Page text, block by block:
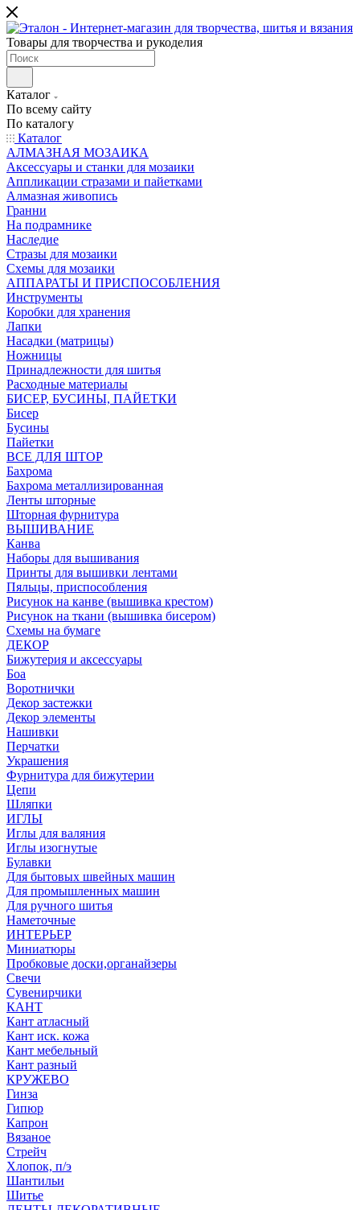
Товары для творчества и рукоделия
Каталог
По всему сайту
По каталогу
Каталог
АЛМАЗНАЯ МОЗАИКА
Аксессуары и станки для мозаики
Аппликации стразами и пайетками
Алмазная живопись
Гранни
На подрамнике
Наследие
Стразы для мозаики
Схемы для мозаики
АППАРАТЫ И ПРИСПОСОБЛЕНИЯ
Инструменты
Коробки для хранения
Лапки
Насадки (матрицы)
Ножницы
Принадлежности для шитья
Расходные материалы
БИСЕР, БУСИНЫ, ПАЙЕТКИ
Бисер
Бусины
Пайетки
ВСЕ ДЛЯ ШТОР
Бахрома
Бахрома металлизированная
Ленты шторные
Шторная фурнитура
ВЫШИВАНИЕ
Канва
Наборы для вышивания
Принты для вышивки лентами
Пяльцы, приспособления
Рисунок на канве (вышивка крестом)
Рисунок на ткани (вышивка бисером)
Схемы на бумаге
ДЕКОР
Бижутерия и аксессуары
Боа
Воротнички
Декор застежки
Декор элементы
Нашивки
Перчатки
Украшения
Фурнитура для бижутерии
Цепи
Шляпки
ИГЛЫ
Иглы для валяния
Иглы изогнутые
Булавки
Для бытовых швейных машин
Для промышленных машин
Для ручного шитья
Наметочные
ИНТЕРЬЕР
Миниатюры
Пробковые доски,органайзеры
Свечи
Сувенирчики
КАНТ
Кант атласный
Кант иск. кожа
Кант мебельный
Кант разный
КРУЖЕВО
Гинза
Гипюр
Капрон
Вязаное
Стрейч
Хлопок, п/э
Шантильи
Шитье